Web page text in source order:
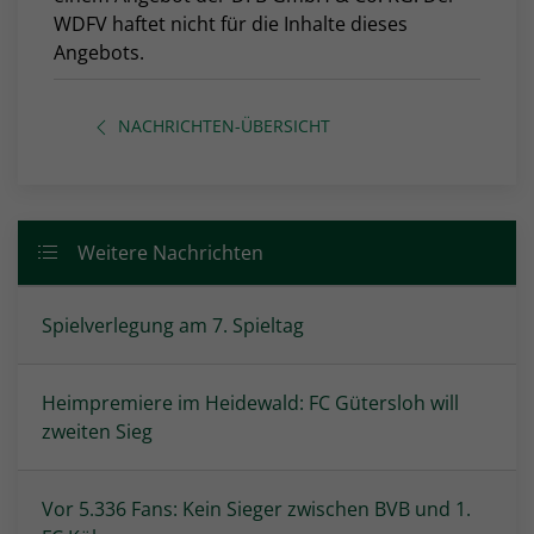
WDFV haftet nicht für die Inhalte dieses
Angebots.
NACHRICHTEN-ÜBERSICHT
Weitere Nachrichten
Spielverlegung am 7. Spieltag
Heimpremiere im Heidewald: FC Gütersloh will
zweiten Sieg
Vor 5.336 Fans: Kein Sieger zwischen BVB und 1.